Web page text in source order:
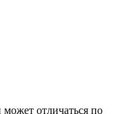
отличаться по